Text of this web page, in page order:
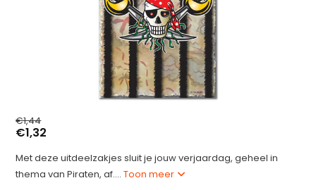
€1,44
€1,32
Met deze uitdeelzakjes sluit je jouw verjaardag, geheel in
thema van Piraten, af....Toon meer